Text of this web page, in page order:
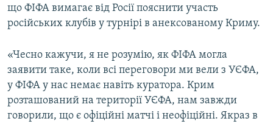
що ФІФА вимагає від Росії пояснити участь
російських клубів у турнірі в анексованому Криму.
«Чесно кажучи, я не розумію, як ФІФА могла
заявити таке, коли всі переговори ми вели з УЄФА,
у ФІФА у нас немає навіть куратора. Крим
розташований на території УЄФА, нам завжди
говорили, що є офіційні матчі і неофіційні. Якраз в